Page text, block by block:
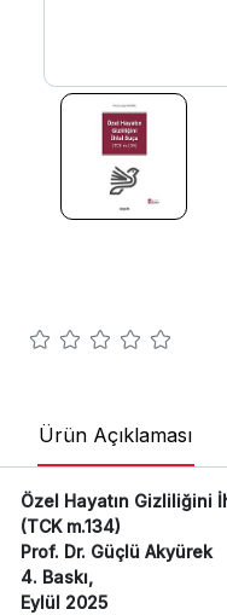
Ürün Açıklaması
Özel Hayatın Gizliliğini
(TCK m.134)
Prof. Dr. Güçlü Akyürek
4. Baskı,
Eylül 2025